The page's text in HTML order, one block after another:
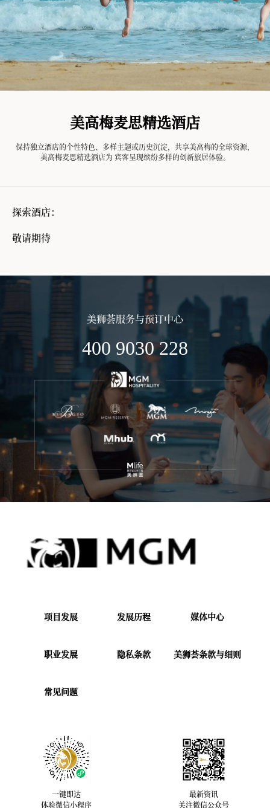
美高梅麦思精选酒店
保持独立酒店的个性特色、多样主题或历史沉淀，共享美高梅的全球资源，
美高梅麦思精选酒店为 宾客呈现缤纷多样的创新旅居体验。
探索酒店：
敬请期待
美狮荟服务与预订中心
400 9030 228
项目发展 发展历程 媒体中心
职业发展 隐私条款 美狮荟条款与细则
常见问题
一键即达
体验微信小程序
最新资讯
关注微信公众号